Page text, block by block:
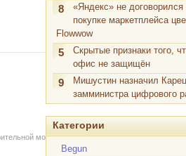
8
«Яндекс» не договорился
покупке маркетплейса
Flowwow
5
Скрытые признаки того,
офис не защищён
9
Мишустин назначил
замминистра цифрового
Категории
Begun
модерации через форму на сайте. Вы